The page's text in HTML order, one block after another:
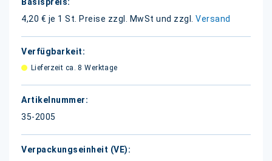
Informationen
4,20 € je 1 St. Preise zzgl. MwSt und zzgl. Versand
Lieferzeit ca. 8 Werktage
35-2005